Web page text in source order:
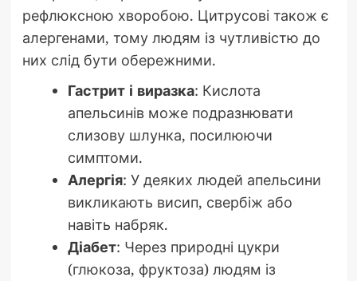
рефлюксною хворобою. Цитрусові також є
алергенами, тому людям із чутливістю до
них слід бути обережними.
Гастрит і виразка: Кислота
апельсинів може подразнювати
слизову шлунка, посилюючи
симптоми.
Алергія: У деяких людей апельсини
викликають висип, свербіж або
навіть набряк.
Діабет: Через природні цукри
(глюкоза, фруктоза) людям із